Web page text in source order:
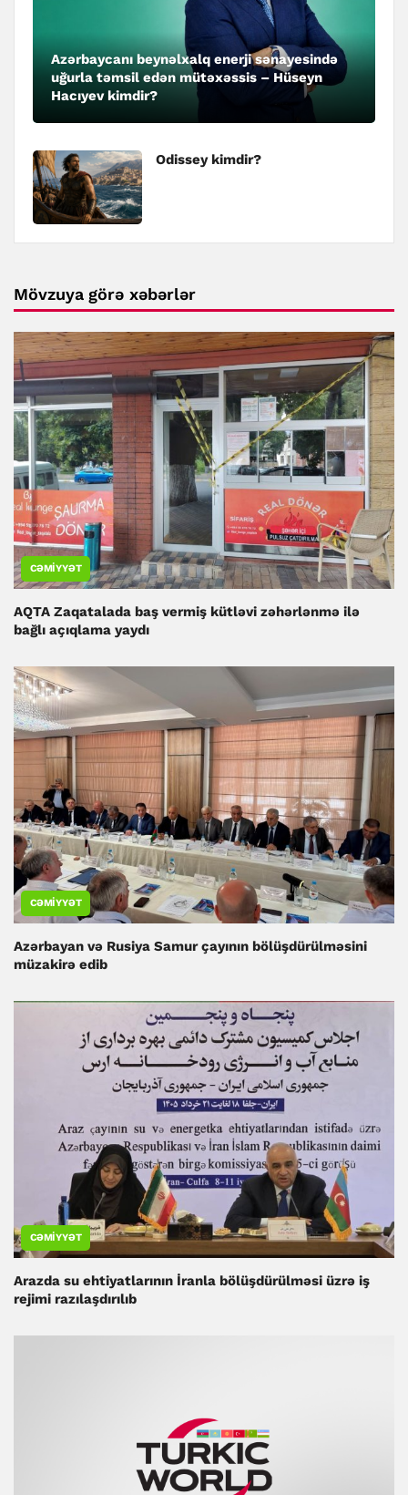
Azərbaycanı beynəlxalq enerji sənayesində
uğurla təmsil edən mütəxəssis – Hüseyn
Hacıyev kimdir?
Odissey kimdir?
Mövzuya görə xəbərlər
CƏMIYYƏT
AQTA Zaqatalada baş vermiş kütləvi zəhərlənmə ilə
bağlı açıqlama yaydı
CƏMIYYƏT
Azərbayan və Rusiya Samur çayının bölüşdürülməsini
müzakirə edib
CƏMIYYƏT
Arazda su ehtiyatlarının İranla bölüşdürülməsi üzrə iş
rejimi razılaşdırılıb